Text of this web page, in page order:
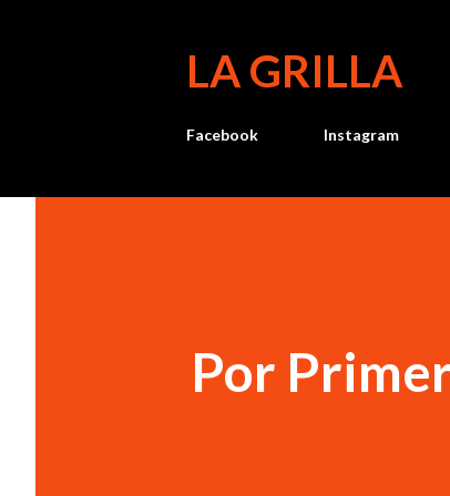
LA GRILLA
Facebook Instagram
Por